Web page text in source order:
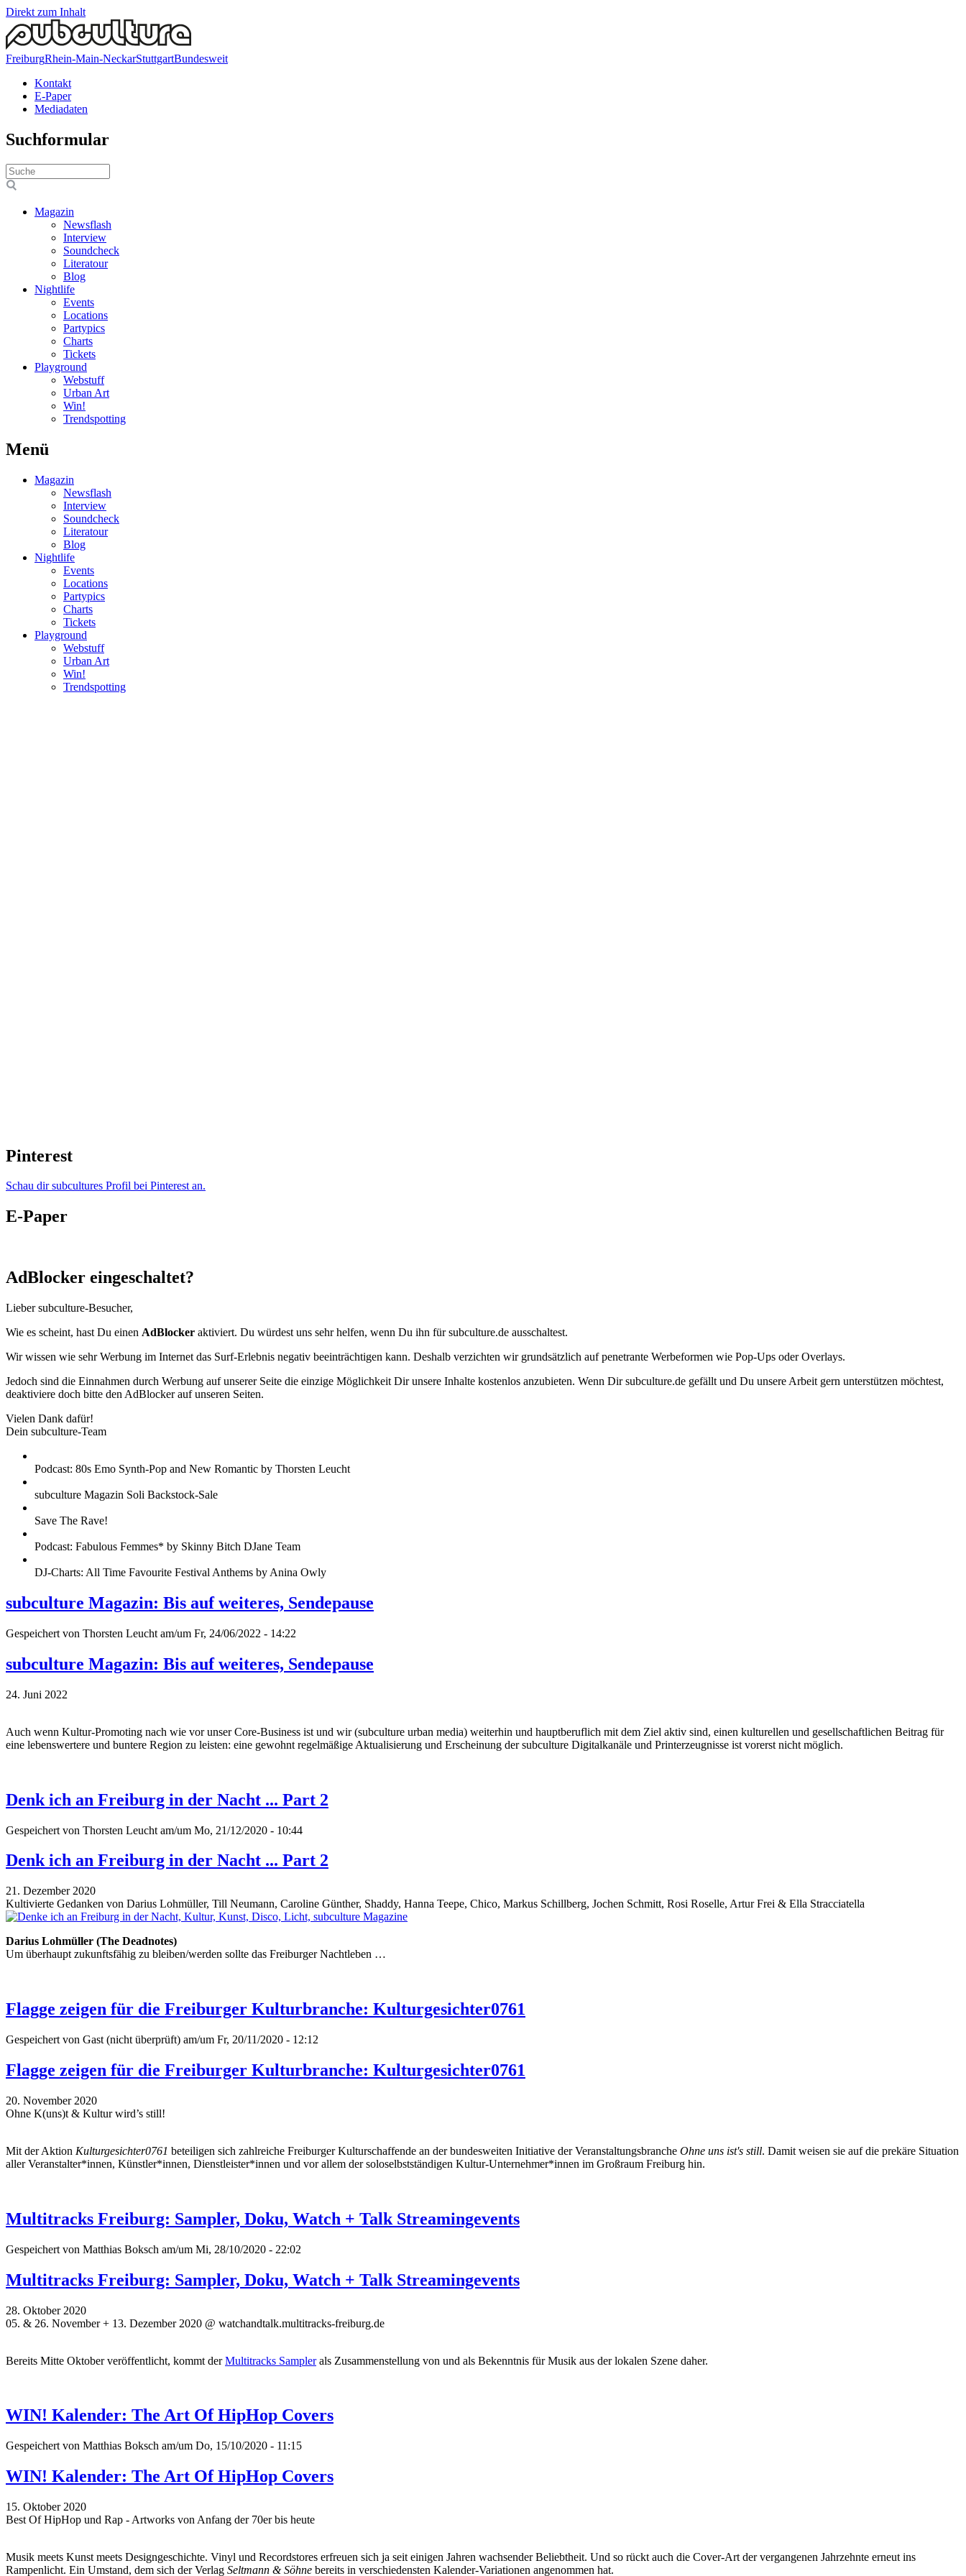
Direkt zum Inhalt
FreiburgRhein-Main-NeckarStuttgartBundesweit
Kontakt
E-Paper
Mediadaten
Suchformular
Magazin
Newsflash
Interview
Soundcheck
Literatour
Blog
Nightlife
Events
Locations
Partypics
Charts
Tickets
Playground
Webstuff
Urban Art
Win!
Trendspotting
Menü
Magazin
Newsflash
Interview
Soundcheck
Literatour
Blog
Nightlife
Events
Locations
Partypics
Charts
Tickets
Playground
Webstuff
Urban Art
Win!
Trendspotting
Pinterest
Schau dir subcultures Profil bei Pinterest an.
E-Paper
AdBlocker eingeschaltet?
Lieber subculture-Besucher,
Wie es scheint, hast Du einen AdBlocker aktiviert. Du würdest uns sehr helfen, wenn Du ihn für subculture.de ausschaltest.
Wir wissen wie sehr Werbung im Internet das Surf-Erlebnis negativ beeinträchtigen kann. Deshalb verzichten wir grundsätzlich auf penetrante Werbeformen wie Pop-Ups oder Overlays.
Jedoch sind die Einnahmen durch Werbung auf unserer Seite die einzige Möglichkeit Dir unsere Inhalte kostenlos anzubieten. Wenn Dir subculture.de gefällt und Du unsere Arbeit gern unterstützen möchtest,
deaktiviere doch bitte den AdBlocker auf unseren Seiten.
Vielen Dank dafür!
Dein subculture-Team
Podcast: 80s Emo Synth-Pop and New Romantic by Thorsten Leucht
subculture Magazin Soli Backstock-Sale
Save The Rave!
Podcast: Fabulous Femmes* by Skinny Bitch DJane Team
DJ-Charts: All Time Favourite Festival Anthems by Anina Owly
subculture Magazin: Bis auf weiteres, Sendepause
Gespeichert von Thorsten Leucht am/um Fr, 24/06/2022 - 14:22
subculture Magazin: Bis auf weiteres, Sendepause
24. Juni 2022
Auch wenn Kultur-Promoting nach wie vor unser Core-Business ist und wir (subculture urban media) weiterhin und hauptberuflich mit dem Ziel aktiv sind, einen kulturellen und gesellschaftlichen Beitrag für
eine lebenswertere und buntere Region zu leisten: eine gewohnt regelmäßige Aktualisierung und Erscheinung der subculture Digitalkanäle und Printerzeugnisse ist vorerst nicht möglich.
Denk ich an Freiburg in der Nacht ... Part 2
Gespeichert von Thorsten Leucht am/um Mo, 21/12/2020 - 10:44
Denk ich an Freiburg in der Nacht ... Part 2
21. Dezember 2020
Kultivierte Gedanken von Darius Lohmüller, Till Neumann, Caroline Günther, Shaddy, Hanna Teepe, Chico, Markus Schillberg, Jochen Schmitt, Rosi Roselle, Artur Frei & Ella Stracciatella
Darius Lohmüller (The Deadnotes)
Um überhaupt zukunftsfähig zu bleiben/werden sollte das Freiburger Nachtleben …
Flagge zeigen für die Freiburger Kulturbranche: Kulturgesichter0761
Gespeichert von Gast (nicht überprüft) am/um Fr, 20/11/2020 - 12:12
Flagge zeigen für die Freiburger Kulturbranche: Kulturgesichter0761
20. November 2020
Ohne K(uns)t & Kultur wird’s still!
Mit der Aktion Kulturgesichter0761 beteiligen sich zahlreiche Freiburger Kulturschaffende an der bundesweiten Initiative der Veranstaltungsbranche Ohne uns ist's still. Damit weisen sie auf die prekäre Situation
aller Veranstalter*innen, Künstler*innen, Dienstleister*innen und vor allem der soloselbstständigen Kultur-Unternehmer*innen im Großraum Freiburg hin.
Multitracks Freiburg: Sampler, Doku, Watch + Talk Streamingevents
Gespeichert von Matthias Boksch am/um Mi, 28/10/2020 - 22:02
Multitracks Freiburg: Sampler, Doku, Watch + Talk Streamingevents
28. Oktober 2020
05. & 26. November + 13. Dezember 2020 @ watchandtalk.multitracks-freiburg.de
Bereits Mitte Oktober veröffentlicht, kommt derMultitracks Samplerals Zusammenstellung von und als Bekenntnis für Musik aus der lokalen Szene daher.
WIN! Kalender: The Art Of HipHop Covers
Gespeichert von Matthias Boksch am/um Do, 15/10/2020 - 11:15
WIN! Kalender: The Art Of HipHop Covers
15. Oktober 2020
Best Of HipHop und Rap - Artworks von Anfang der 70er bis heute
Musik meets Kunst meets Designgeschichte. Vinyl und Recordstores erfreuen sich ja seit einigen Jahren wachsender Beliebtheit. Und so rückt auch die Cover-Art der vergangenen Jahrzehnte erneut ins
Rampenlicht. Ein Umstand, dem sich der Verlag Seltmann & Söhne bereits in verschiedensten Kalender-Variationen angenommen hat.